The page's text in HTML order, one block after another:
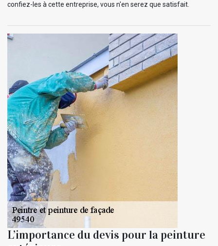
confiez-les à cette entreprise, vous n'en serez que satisfait.
L’importance du devis pour la peinture